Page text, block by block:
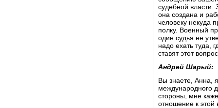
судебной власти.
она создана и
человеку некуда
полку. Военный
один судья не
надо ехать туда,
ставят этот
Андрей Шарый:
Вы знаете, Анна,
международного
стороны, мне
отношение к этой